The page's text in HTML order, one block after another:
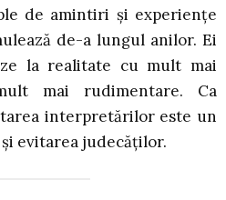
de amintiri și experiențe
de-a lungul anilor. Ei
la realitate cu mult mai
mai rudimentare. Ca
interpretărilor este un
evitarea judecăților.